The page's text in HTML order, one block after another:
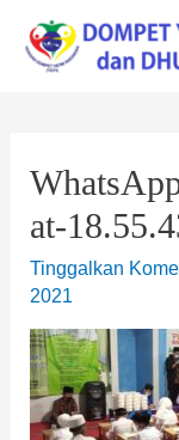
konten
at-
Tinggalkan
2021